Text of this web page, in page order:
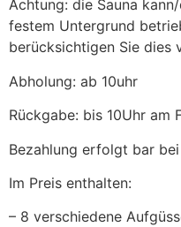
Achtung: die Sauna
festem Untergrund
berücksichtigen Sie dies
Abholung: ab 10uhr
Rückgabe: bis 10Uhr am
Bezahlung erfolgt bar
Im Preis enthalten:
– 8 verschiedene